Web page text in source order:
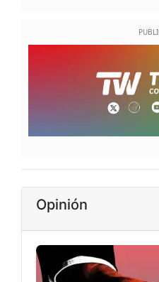
Opinión